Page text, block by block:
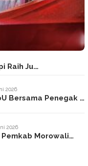
Raih Ju…
2026
Bersama Penegak …
2026
Pemkab Morowali…